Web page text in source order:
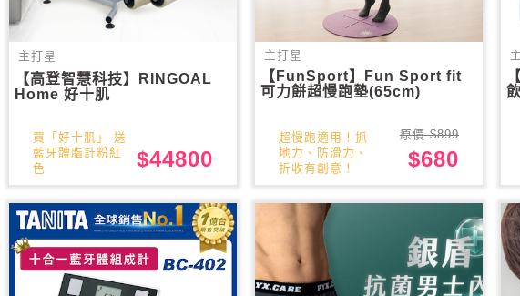
主打星
【高登智慧科技】RINGOAL
Home 好十肌
買「好十肌」 送
藍牙體脂計粉紅
色
$44800
主打星
【FunSport】Fun Sport fit
可力餅超慢跑墊(65cm)
超慢跑適用！抓
地力、防滑力、
折收有創意！
原價 $899
$680